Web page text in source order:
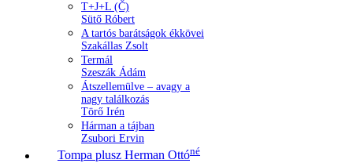
T+J+L (Č)
Sütő Róbert
A tartós barátságok ékkövei
Szakállas Zsolt
Termál
Szeszák Ádám
Átszellemülve – avagy a
nagy találkozás
Törő Irén
Hárman a tájban
Zsubori Ervin
Tompa plusz Herman Ottóné